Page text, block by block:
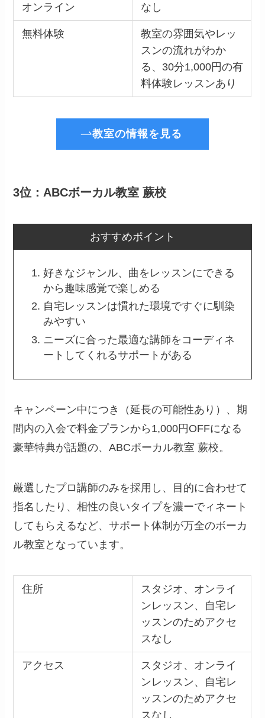
オンライン なし
無料体験
教室の雰囲気やレッ
スンの流れがわか
る、30分1,000円の有
料体験レッスンあり
教室の情報を見る
3位：ABCボーカル教室 蕨校
おすすめポイント
好きなジャンル、曲をレッスンにできる
から趣味感覚で楽しめる
自宅レッスンは慣れた環境ですぐに馴染
みやすい
ニーズに合った最適な講師をコーディネ
ートしてくれるサポートがある
キャンペーン中につき（延長の可能性あり）、期
間内の入会で料金プランから1,000円OFFになる
豪華特典が話題の、ABCボーカル教室 蕨校。
厳選したプロ講師のみを採用し、目的に合わせて
指名したり、相性の良いタイプを濃ーでィネート
してもらえるなど、サポート体制が万全のボーカ
ル教室となっています。
住所
スタジオ、オンライ
ンレッスン、自宅レ
ッスンのためアクセ
スなし
アクセス
スタジオ、オンライ
ンレッスン、自宅レ
ッスンのためアクセ
スなし